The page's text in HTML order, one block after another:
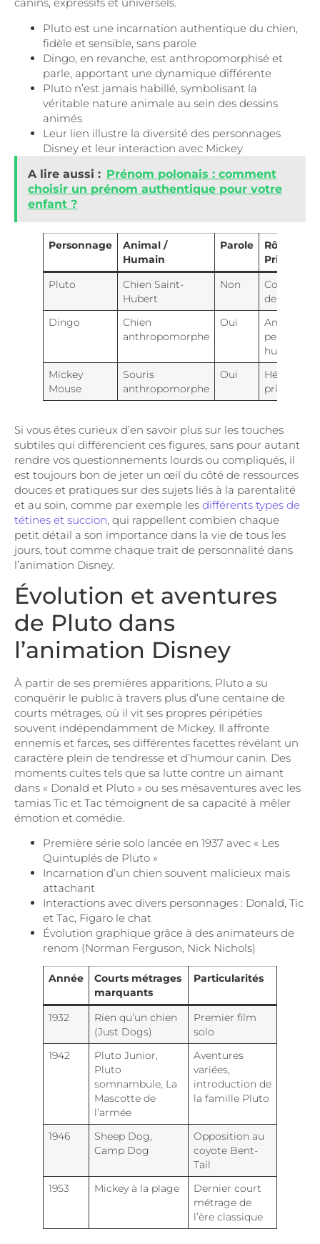
Pluto est une incarnation authentique du chien,
fidèle et sensible, sans parole
Dingo, en revanche, est anthropomorphisé et
parle, apportant une dynamique différente
Pluto n’est jamais habillé, symbolisant la
véritable nature animale au sein des dessins
animés
Leur lien illustre la diversité des personnages
Disney et leur interaction avec Mickey
A lire aussi : Prénom polonais : comment
choisir un prénom authentique pour votre
enfant ?
Personnage
Animal /
Humain
Parole
Rôle
Principal
Pluto
Chien Saint-
Hubert
Non
de Mickey
Dingo
Chien
anthropomorphe
Oui
Amis drôle
humanisé
Mickey
Mouse
Souris
anthropomorphe
Oui
Héros
principal
Si vous êtes curieux d’en savoir plus sur les touches
subtiles qui différencient ces figures, sans pour autant
rendre vos questionnements lourds ou compliqués, il
est toujours bon de jeter un œil du côté de ressources
douces et pratiques sur des sujets liés à la parentalité
et au soin, comme par exemple les différents types de
tétines et succion , qui rappellent combien chaque
petit détail a son importance dans la vie de tous les
jours, tout comme chaque trait de personnalité dans
l’animation Disney.
Évolution et aventures
de Pluto dans
l’animation Disney
À partir de ses premières apparitions, Pluto a su
conquérir le public à travers plus d’une centaine de
courts métrages, où il vit ses propres péripéties
souvent indépendamment de Mickey. Il affronte
ennemis et farces, ses différentes facettes révélant un
caractère plein de tendresse et d’humour canin. Des
moments cultes tels que sa lutte contre un aimant
dans « Donald et Pluto » ou ses mésaventures avec les
tamias Tic et Tac témoignent de sa capacité à mêler
émotion et comédie.
Première série solo lancée en 1937 avec « Les
Quintuplés de Pluto »
Incarnation d’un chien souvent malicieux mais
attachant
Interactions avec divers personnages : Donald, Tic
et Tac, Figaro le chat
Évolution graphique grâce à des animateurs de
renom (Norman Ferguson, Nick Nichols)
Année
Courts métrages
marquants
Particularités
1932
Rien qu’un chien
(Just Dogs)
Premier film
solo
1942
Pluto Junior,
Pluto
somnambule, La
Mascotte de
l’armée
Aventures
variées,
introduction de
la famille Pluto
1946
Sheep Dog,
Camp Dog
Opposition au
coyote Bent-
Tail
1953 Mickey à la plage
Dernier court
métrage de
l’ère classique